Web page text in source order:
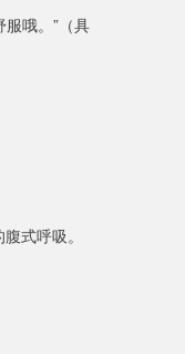
服哦。”（具
式呼吸。